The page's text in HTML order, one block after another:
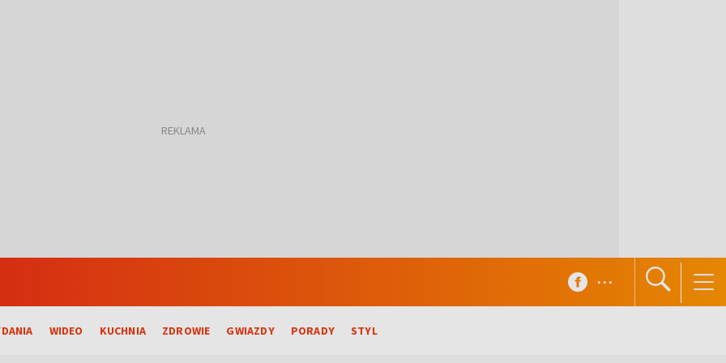
WIDEO KUCHNIA ZDROWIE GWIAZDY PORADY STYL
...